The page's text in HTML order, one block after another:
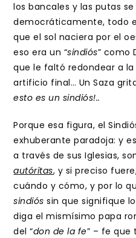
los bancales y las putas
democráticamente, todo
que el sol naciera por el
eso era un “sindiós” como
que le faltó redondear a
artificio final… Un Saza
esto es un sindiós!..
Porque esa figura, el
exhuberante paradoja: y
a través de sus Iglesias,
autóritas, y si preciso
cuándo y cómo, y por lo
sindiós sin que signifique
diga el mismísimo papa
del “don de la fe” – fe que